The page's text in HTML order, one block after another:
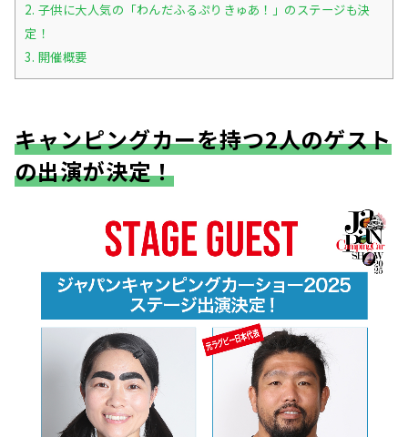
2. 子供に大人気の「わんだふるぷりきゅあ！」のステージも決
定！
3. 開催概要
キャンピングカーを持つ2人のゲスト
の出演が決定！